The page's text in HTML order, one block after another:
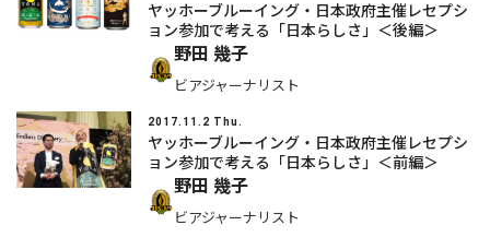
ヤッホーブルーイング・日本政府主催レセプシ
ョン参加で考える「日本らしさ」＜後編＞
野田 幾子
ビアジャーナリスト
2017.11.2 Thu.
ヤッホーブルーイング・日本政府主催レセプシ
ョン参加で考える「日本らしさ」＜前編＞
野田 幾子
ビアジャーナリスト